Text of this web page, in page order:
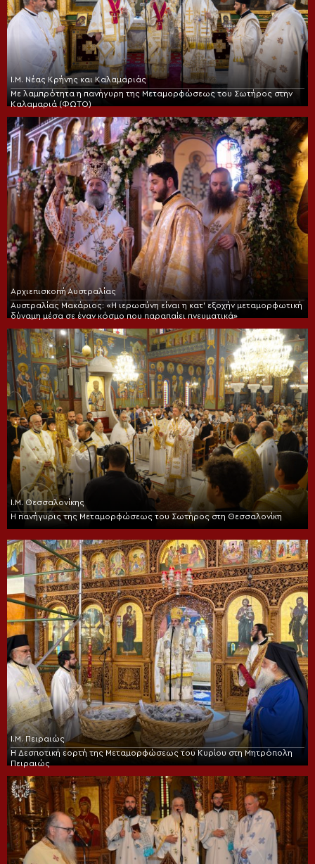
Ι.Μ. Νέας Κρήνης και Καλαμαριάς
Με λαμπρότητα η πανήγυρη της Μεταμορφώσεως του Σωτήρος στην
Καλαμαριά (ΦΩΤΟ)
Αρχιεπισκοπή Αυστραλίας
Αυστραλίας Μακάριος: «Η ιερωσύνη είναι η κατ’ εξοχήν μεταμορφωτική
δύναμη μέσα σε έναν κόσμο που παραπαίει πνευματικά»
Ι.Μ. Θεσσαλονίκης
Η πανήγυρις της Μεταμορφώσεως του Σωτήρος στη Θεσσαλονίκη
Ι.Μ. Πειραιώς
Η Δεσποτική εορτή της Μεταμορφώσεως του Κυρίου στη Μητρόπολη
Πειραιώς